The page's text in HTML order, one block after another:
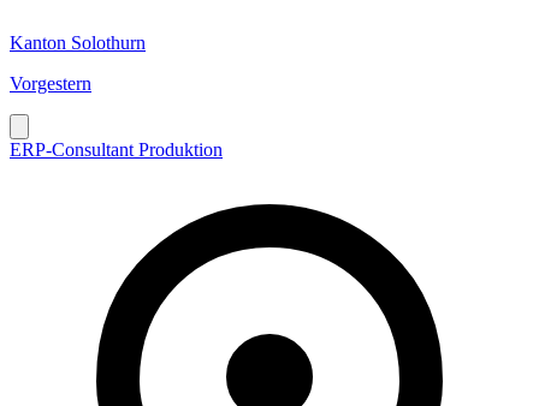
Kanton Solothurn
Vorgestern
ERP-Consultant Produktion